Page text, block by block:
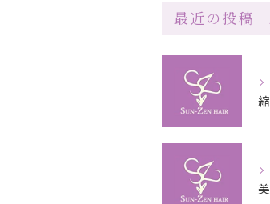
最近の投稿